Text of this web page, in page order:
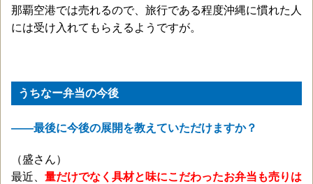
那覇空港では売れるので、旅行である程度沖縄に慣れた人
には受け入れてもらえるようですが。
うちなー弁当の今後
——最後に今後の展開を教えていただけますか？
（盛さん）
最近、 量だけでなく具材と味にこだわったお弁当も売りは